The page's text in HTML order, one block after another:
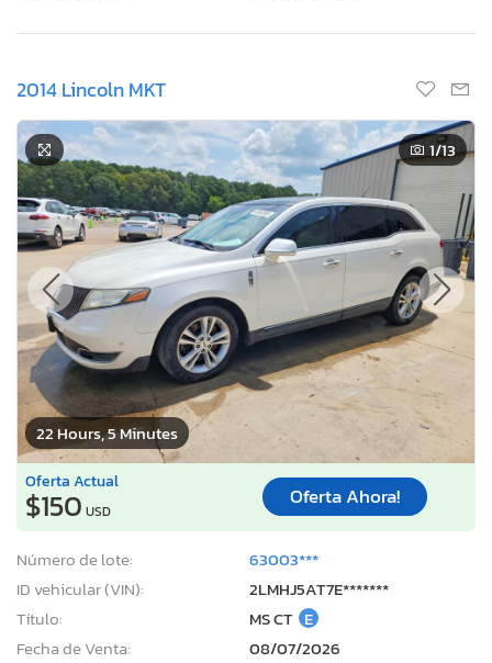
2014 Lincoln MKT
22 Hours, 5 Minutes
1/13
Oferta Actual
$150 USD
Oferta Ahora!
Número de lote:
63003***
ID vehicular (VIN):
2LMHJ5AT7E*******
Título:
MS CT E
Fecha de Venta:
08/07/2026